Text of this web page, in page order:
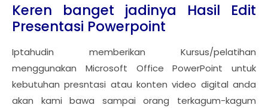
Keren banget jadinya Hasil Edit
Presentasi Powerpoint
Iptahudin memberikan Kursus/pelatihan
menggunakan Microsoft Office PowerPoint untuk
kebutuhan presntasi atau konten video digital anda
akan kami bawa sampai orang terkagum-kagum